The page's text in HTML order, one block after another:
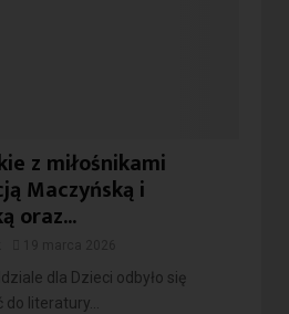
z miłośnikami
Maczyńską i
oraz...
dla Dzieci odbyło się
do literatury...